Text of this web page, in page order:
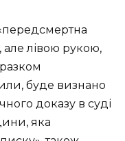
лівою рукою,
буде визнано
доказу в суді
яка